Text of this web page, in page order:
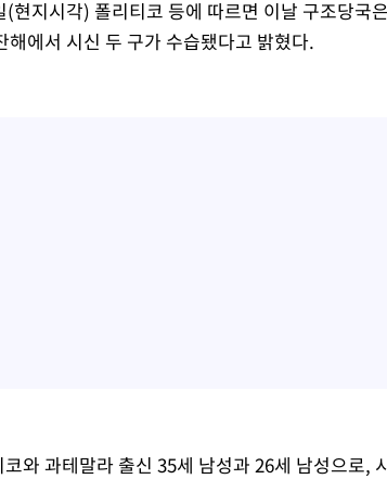
(현지시각) 폴리티코 등에 따르면 이날 구조당국
해에서 시신 두 구가 수습됐다고 밝혔다.
코와 과테말라 출신 35세 남성과 26세 남성으로,